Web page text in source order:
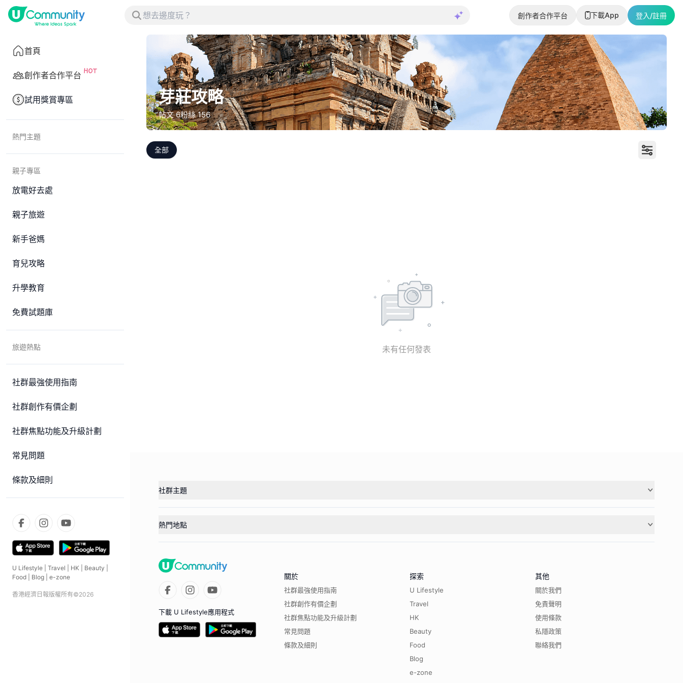
創作者合作平台 下載App 登入/註冊
首頁
創作者合作平台
試用獎賞專區
熱門主題
親子專區
放電好去處
親子旅遊
新手爸媽
育兒攻略
升學教育
免費試題庫
旅遊熱點
社群最強使用指南
社群創作有價企劃
社群焦點功能及升級計劃
常見問題
條款及細則
U Lifestyle Travel HK Beauty
Food
Blog e-zone
香港經濟日報版權所有©2026
芽莊攻略
帖文6粉絲156
全部
未有任何發表
社群主題
熱門地點
下載 U Lifestyle應用程式
關於
社群最強使用指南
社群創作有價企劃
社群焦點功能及升級計劃
常見問題
條款及細則
探索
U Lifestyle
Travel
HK
Beauty
Food
Blog
e-zone
其他
關於我們
免責聲明
使用條款
私隱政策
聯絡我們